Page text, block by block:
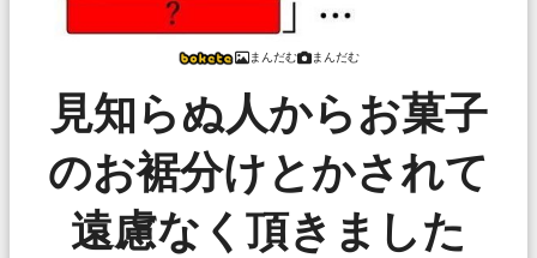
まんだむ まんだむ
見知らぬ人からお菓子
のお裾分けとかされて
遠慮なく頂きました